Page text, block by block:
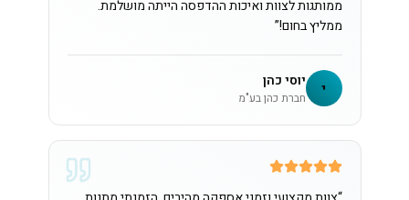
ממותגות לצוות ואיכות ההדפסה הייתה מושלמת.
ממליץ בחום!”
י יוסי כהן
חברת כהן בע"מ